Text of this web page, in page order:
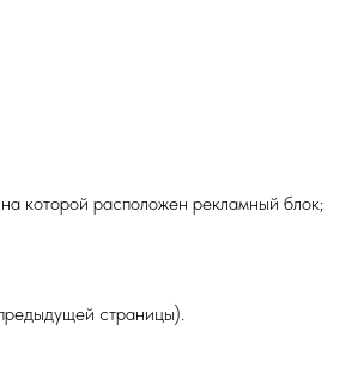
которой расположен рекламный блок;
страницы).